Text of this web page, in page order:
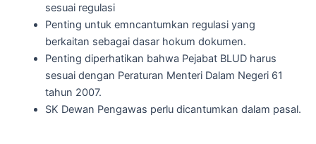
sesuai regulasi
Penting untuk emncantumkan regulasi yang
berkaitan sebagai dasar hokum dokumen.
Penting diperhatikan bahwa Pejabat BLUD harus
sesuai dengan Peraturan Menteri Dalam Negeri 61
tahun 2007.
SK Dewan Pengawas perlu dicantumkan dalam pasal.